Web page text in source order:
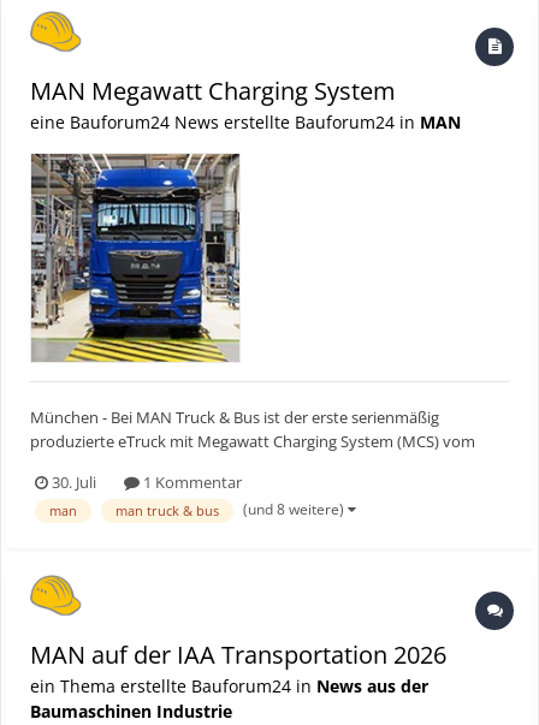
MAN Megawatt Charging System
eine Bauforum24 News erstellte Bauforum24 in MAN
München - Bei MAN Truck & Bus ist der erste serienmäßig
produzierte eTruck mit Megawatt Charging System (MCS) vom
in Europa die neue, nutzfahrzeugspezifische Ladetechnologie in die
Praxis und schafft die Voraussetzung für kürzere Ladez...
30. Juli 1 Kommentar
man man truck & bus (und 8 weitere)
MAN auf der IAA Transportation 2026
ein Thema erstellte Bauforum24 in News aus der
Baumaschinen Industrie